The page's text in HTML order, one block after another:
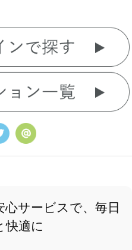
サービスで、毎日
快適に